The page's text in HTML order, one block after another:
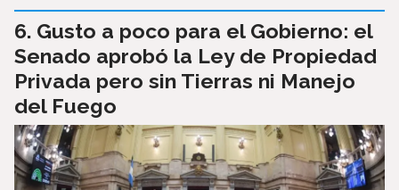
Gusto a poco para el Gobierno: el
Senado aprobó la Ley de Propiedad
Privada pero sin Tierras ni Manejo
del Fuego